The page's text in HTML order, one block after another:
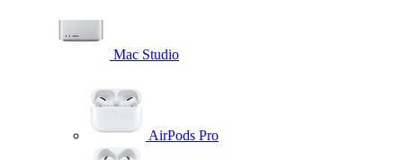
Mac Studio
AirPods Pro